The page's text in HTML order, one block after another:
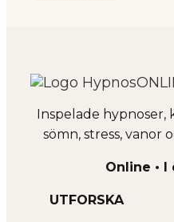
Inspelade hypnoser,
sömn, stress, vanor
Online •
UTFORSKA